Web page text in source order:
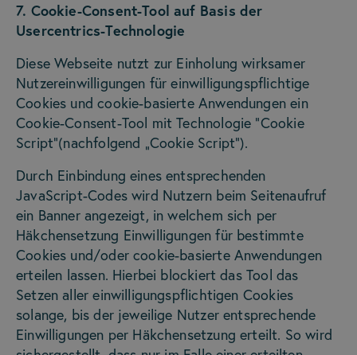
7. Cookie-Consent-Tool auf Basis der
Usercentrics-Technologie
Diese Webseite nutzt zur Einholung wirksamer
Nutzereinwilligungen für einwilligungspflichtige
Cookies und cookie-basierte Anwendungen ein
Cookie-Consent-Tool mit Technologie "Cookie
Script"(nachfolgend „Cookie Script“).
Durch Einbindung eines entsprechenden
JavaScript-Codes wird Nutzern beim Seitenaufruf
ein Banner angezeigt, in welchem sich per
Häkchensetzung Einwilligungen für bestimmte
Cookies und/oder cookie-basierte Anwendungen
erteilen lassen. Hierbei blockiert das Tool das
Setzen aller einwilligungspflichtigen Cookies
solange, bis der jeweilige Nutzer entsprechende
Einwilligungen per Häkchensetzung erteilt. So wird